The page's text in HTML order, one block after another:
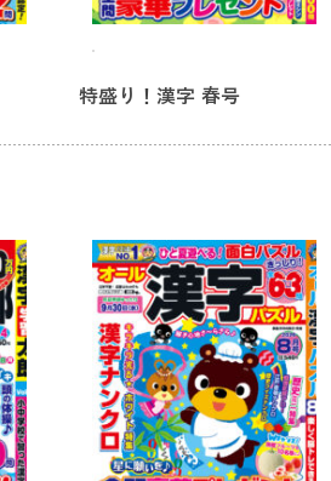
特盛り！漢字 春号